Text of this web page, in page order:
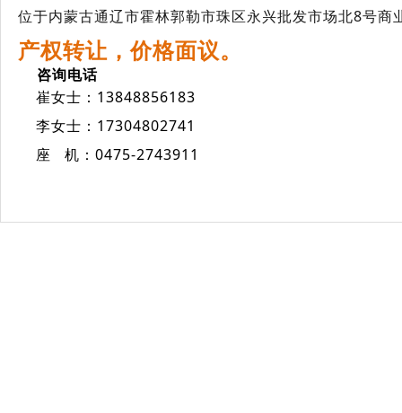
位于内蒙古通辽市霍林郭勒市珠区永兴批发市场北8号
产权转让，价格面议。
咨询电话
崔女士：13848856183
李女士：17304802741
座 机：0475-2743911